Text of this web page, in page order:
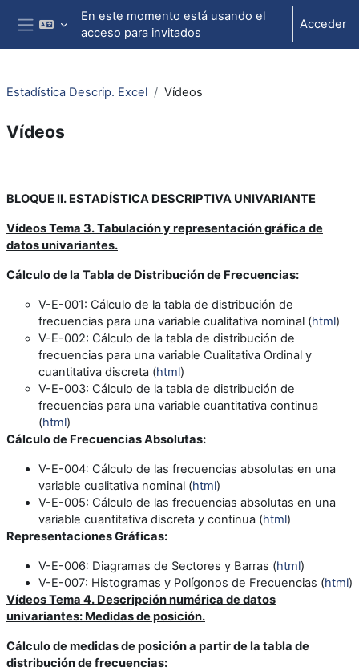
Salta al contenido principal
Panel lateral
En este momento está usando el
acceso para invitados
Acceder
Estadística Descrip. Excel Vídeos
Vídeos
BLOQUE II. ESTADÍSTICA DESCRIPTIVA UNIVARIANTE
Vídeos Tema 3. Tabulación y representación gráfica de
datos univariantes.
Cálculo de la Tabla de Distribución de Frecuencias:
V-E-001: Cálculo de la tabla de distribución de
frecuencias para una variable cualitativa nominal (html)
V-E-002: Cálculo de la tabla de distribución de
frecuencias para una variable Cualitativa Ordinal y
cuantitativa discreta (html)
V-E-003: Cálculo de la tabla de distribución de
frecuencias para una variable cuantitativa continua
(html)
Cálculo de Frecuencias Absolutas:
V-E-004: Cálculo de las frecuencias absolutas en una
variable cualitativa nominal (html)
V-E-005: Cálculo de las frecuencias absolutas en una
variable cuantitativa discreta y continua (html)
Representaciones Gráficas:
V-E-006: Diagramas de Sectores y Barras (html)
V-E-007: Histogramas y Polígonos de Frecuencias (html)
Vídeos Tema 4. Descripción numérica de datos
univariantes: Medidas de posición.
Cálculo de medidas de posición a partir de la tabla de
distribución de frecuencias: